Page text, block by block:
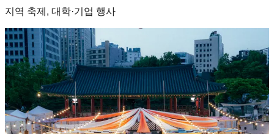
지역 축제, 대학·기업 행사